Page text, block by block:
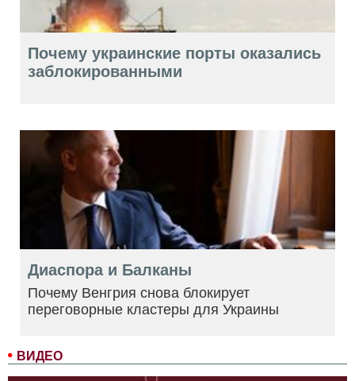
ВИДЕО
Почему украинские порты оказались
заблокированными
Диаспора и Балканы
Почему Венгрия снова блокирует
переговорные кластеры для Украины